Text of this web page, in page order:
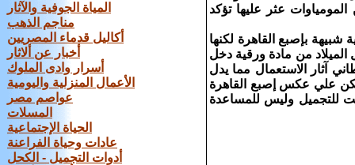
المياة الجوفية والآثار
مناجم الذهب
أكاليل قدماء المصريين
أخبار عن ألاثار
أسرار وادى الملوك
الأعمال المنزلية واليومية
عواصم مصر
المسلات
الحياة الإجتماعية
عادات وحياة الفراعنة
أدوات التجميل - الكحل
‏عثر‏ ‏عليها‏ ‏تؤكد‏
‏بإصبع‏ ‏القاهرة‏ ‏لكنها‏
‏بالمتحف‏ ‏البريطاني‏ .‏يعتقد‏ ‏أنها‏ ‏صنعت‏ ‏ما‏ ‏بين‏ ‏عامي‏ 1295‏و‏664 ‏قبل‏ ‏الميلاد‏ ‏من‏ ‏مادة‏ ‏ورقية‏ ‏دخل‏
‏آثار‏ ‏الاستعمال‏ ‏مما‏ ‏يدل‏
‏علي‏ ‏عكس‏ ‏إصبع‏ ‏القاهرة‏
‏للتجميل‏ ‏وليس‏ ‏للمساعدة‏